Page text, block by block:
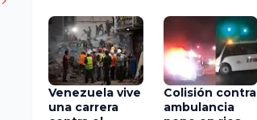
escandaloso
caso de
contaminación
con fluidos
corporales
Venezuela vive
una carrera
Colisión contra
ambulancia